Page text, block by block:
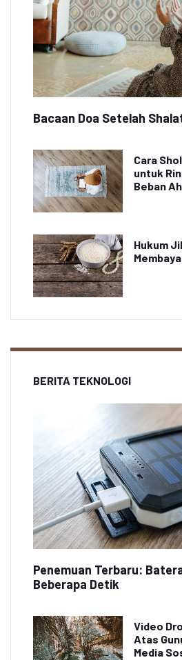
Bacaan Doa Setelah
Cara
untuk
Beban
Hukum
BERITA TEKNOLOGI
Penemuan Terbaru:
Beberapa Detik
Video
Atas
Media